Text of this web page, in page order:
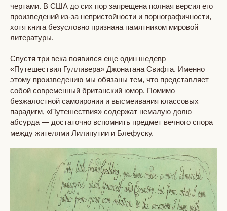
чертами. В США до сих пор запрещена полная версия его
произведений из-за непристойности и порнографичности,
хотя книга безусловно признана памятником мировой
литературы.
Спустя три века появился еще один шедевр —
«Путешествия Гулливера» Джонатана Свифта. Именно
этому произведению мы обязаны тем, что представляет
собой современный британский юмор. Помимо
безжалостной самоиронии и высмеивания классовых
парадигм, «Путешествия» содержат немалую долю
абсурда — достаточно вспомнить предмет вечного спора
между жителями Лилипутии и Блефуску.